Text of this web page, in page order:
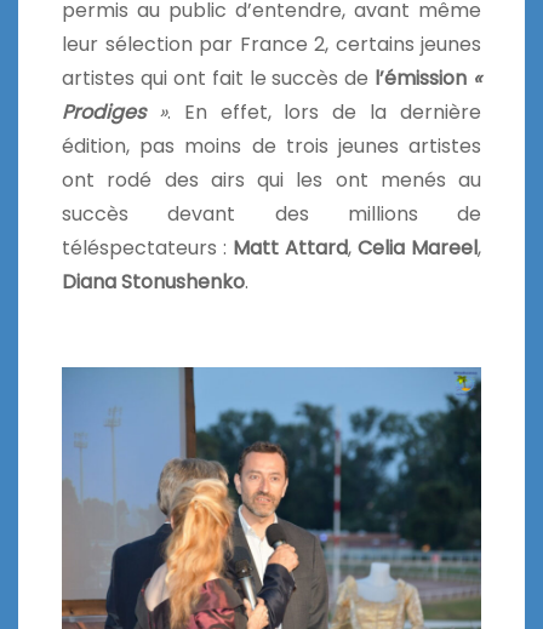
permis au public d’entendre, avant même
leur sélection par France 2, certains jeunes
artistes qui ont fait le succès de l’émission «
Prodiges». En effet, lors de la dernière
édition, pas moins de trois jeunes artistes
ont rodé des airs qui les ont menés au
succès devant des millions de
téléspectateurs : Matt Attard, Celia Mareel,
Diana Stonushenko.